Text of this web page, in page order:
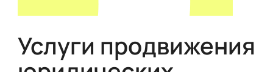
Услуги продвижения